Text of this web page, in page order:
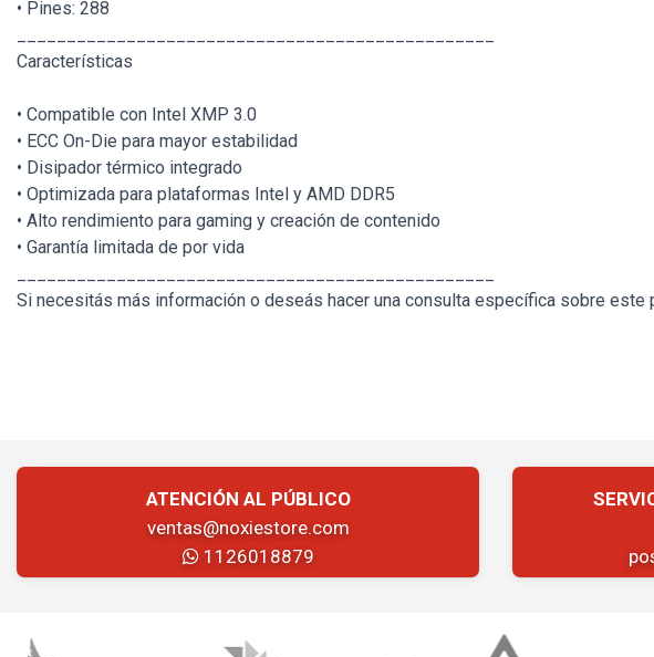
• Pines: 288
Características
• Compatible con Intel XMP 3.0
• ECC On-Die para mayor estabilidad
• Disipador térmico integrado
• Optimizada para plataformas Intel y AMD DDR5
• Alto rendimiento para gaming y creación de contenido
• Garantía limitada de por vida
Si necesitás más información o deseás hacer una consulta específica sobre
ATENCIÓN AL PÚBLICO
ventas@noxiestore.com
1126018879